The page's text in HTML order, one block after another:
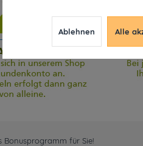
Bonusprogramm für Sie!
Ablehnen Alle